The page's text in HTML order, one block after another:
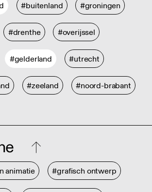
#buitenland #groningen
#drenthe #overijssel
#gelderland #utrecht
#zeeland #noord-brabant
animatie #grafisch ontwerp